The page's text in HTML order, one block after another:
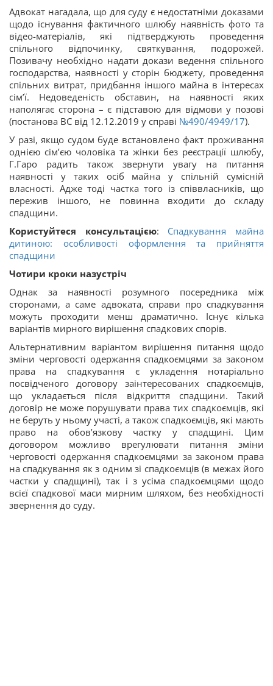
Адвокат нагадала, що для суду є недостатніми доказами
щодо існування фактичного шлюбу наявність фото та
відео-матеріалів, які підтверджують проведення
спільного відпочинку, святкування, подорожей.
Позивачу необхідно надати докази ведення спільного
господарства, наявності у сторін бюджету, проведення
спільних витрат, придбання іншого майна в інтересах
сім’ї. Недоведеність обставин, на наявності яких
наполягає сторона – є підставою для відмови у позові
(постанова ВС від 12.12.2019 у справі №490/4949/17).
У разі, якщо судом буде встановлено факт проживання
однією сім’єю чоловіка та жінки без реєстрації шлюбу,
Г.Гаро радить також звернути увагу на питання
наявності у таких осіб майна у спільній сумісній
власності. Адже тоді частка того із співвласників, що
пережив іншого, не повинна входити до складу
спадщини.
Користуйтеся консультацією: Спадкування майна
дитиною: особливості оформлення та прийняття
спадщини
Чотири кроки назустріч
Однак за наявності розумного посередника між
сторонами, а саме адвоката, справи про спадкування
можуть проходити менш драматично. Існує кілька
варіантів мирного вирішення спадкових спорів.
Альтернативним варіантом вирішення питання щодо
зміни черговості одержання спадкоємцями за законом
права на спадкування є укладення нотаріально
посвідченого договору заінтересованих спадкоємців,
що укладається після відкриття спадщини. Такий
договір не може порушувати права тих спадкоємців, які
не беруть у ньому участі, а також спадкоємців, які мають
право на обов’язкову частку у спадщині. Цим
договором можливо врегулювати питання зміни
черговості одержання спадкоємцями за законом права
на спадкування як з одним зі спадкоємців (в межах його
частки у спадщині), так і з усіма спадкоємцями щодо
всієї спадкової маси мирним шляхом, без необхідності
звернення до суду.